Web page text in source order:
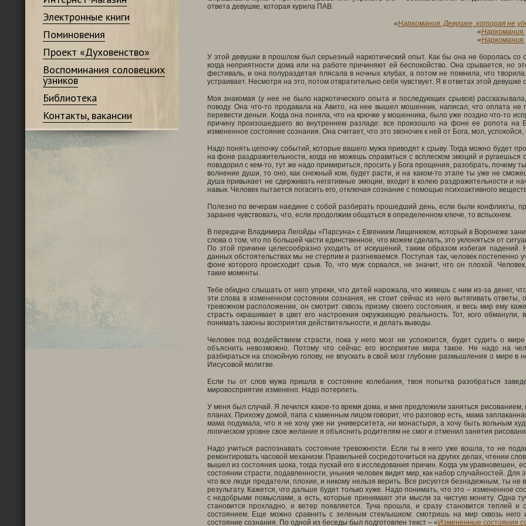
Электронные книги
Поминовения
Проект «Духовенство»
Воспоминания соловецких
узников
Библиотека
Контакты, вакансии
ответа девушке, которая курила ПАВ.
«Наркомания. Девушке, которая не
«
«
У этой девушки в прошлом был серьезный наркотический опыт. Как бы она не боролась со
когда неприятности дома или на работе причиняют ей беспокойство. Она срывается, но
фестиваль, и она полураздетая плясала в ночных клубах, а потом не помнила, что
устраивает. Несмотря на это, потом отвратительно себя чувствует. Я в ответах этой
Моя знакомая (у нее не было наркотического опыта и последующих срывов)
поводу. Она что-то продавала на Авито, на нее вышел мошенник, написал, что оплата не
перевести деньги. Когда она поняла, что на крючке у мошенника, было уже поздно что-то
причину произошедшего во внутреннем разладе: все произошло на фоне ее ропота на
измененное состояние сознания. Она считает, что это звоночек к ней от Бога, мол, успокойся,
Надо понять цепочку событий, которые вашего мужа приводят к срыву. Тогда можно будет
на фоне раздражительности, когда не можешь справиться с всплеском эмоций и
повздорил с кем-то, тут же надо примириться, просить у Бога прощения, разобрать, почему
волнение души, то оно, как снежный ком, будет расти, и на каком-то этапе ты уже не
душа привыкает не сдерживать негативные эмоции, входит в колею раздражительности и
навык. Человек пытается погасить его, отключая сознание с помощью психоактивного
Полезно по вечерам наедине с собой разбирать прошедший день, если были конфликты,
заранее чувствовать, что, если продолжим общаться в определенном ключе, то вспыхнем.
В передаче Владимира Легойды «Парсуна» с Евгением Лищенюком, который в Воронеже
слова о том, что по большей части единственное, что можем сделать, это уклоняться от
По этой причине целесообразно уходить от искушений, таким образом избегая
данных обстоятельствах мы не стерпим и разгневаемся. Поступая так, человек постепенно
фоне которого происходит срыв. То, что муж сорвался, не значит, что он плохой.
такие моменты.
Тебе обидно слышать от него упреки, что детей нарожала, что живешь с ним из-за денег,
эти слова в измененном состоянии сознания, не стоит сейчас из него вытягивать
тревожном расположении, он смотрит сквозь призму своего состояния, и весь мир ему
страсть окрашивает в цвет его настроения окружающую реальность. Тот, кого
понимать законы восприятия действительности, и делать выводы.
Человек под воздействием страсти, пока у него мозг не успокоится, будет судить о
объяснить невозможно. Потому что сейчас его восприятие мира такое. Не надо на
разбираться на спокойную голову, не впускать в свой мозг глубокие размышления о мире
Иисусовой молитве.
Если ты от слов мужа пришла в состояние колебания, твоя попытка разобраться
мировосприятие изменено. Надо потерпеть.
У меня был случай. Я лечился какое-то время дома, и мне предложили заняться
планах. Прихожу домой, папа с каменным лицом говорит, что разговор есть, мама
мама подумала, что я не хочу уже ни университета, ни монастыря, а хочу быть вольным
логическом уровне свое желание я объяснить родителям не смог и отменил занятия
Надо учиться распознавать состояние тревожности. Если ты в него уже вошла, то не
ремонтировать часовой механизм. Правильней сосредоточиться на других делах, чтении
вышел из состояния шока, тогда пускай его в исследования причин. Когда ум уравновешен,
состоянии страсти, подавленности, уныния человек видит мир, как набор случайностей.
что все люди предатели, плохие, и никому нельзя верить. Все рисуется безнадежным, ты не
результату. Кажется, что дальше будет только хуже. Надо понимать, что это – измененное
с недобрыми помыслами, а есть, которые принимают эти мысли за чистую монету. Одна
становится прохладно, и ветер появляется. Туча прошла, и сразу становится теплей
состоянием. Еще можно сравнить с зеленым стеклышком: смотришь на мир сквозь
состояние сознания. По одной из беседы был подготовлен текст – « Измененные состояния